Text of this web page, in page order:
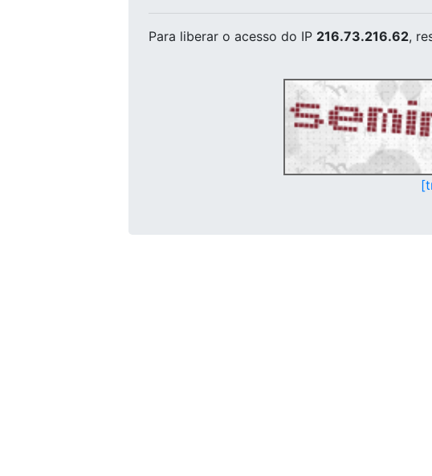
Para liberar o acesso do IP 216.73.216.62,